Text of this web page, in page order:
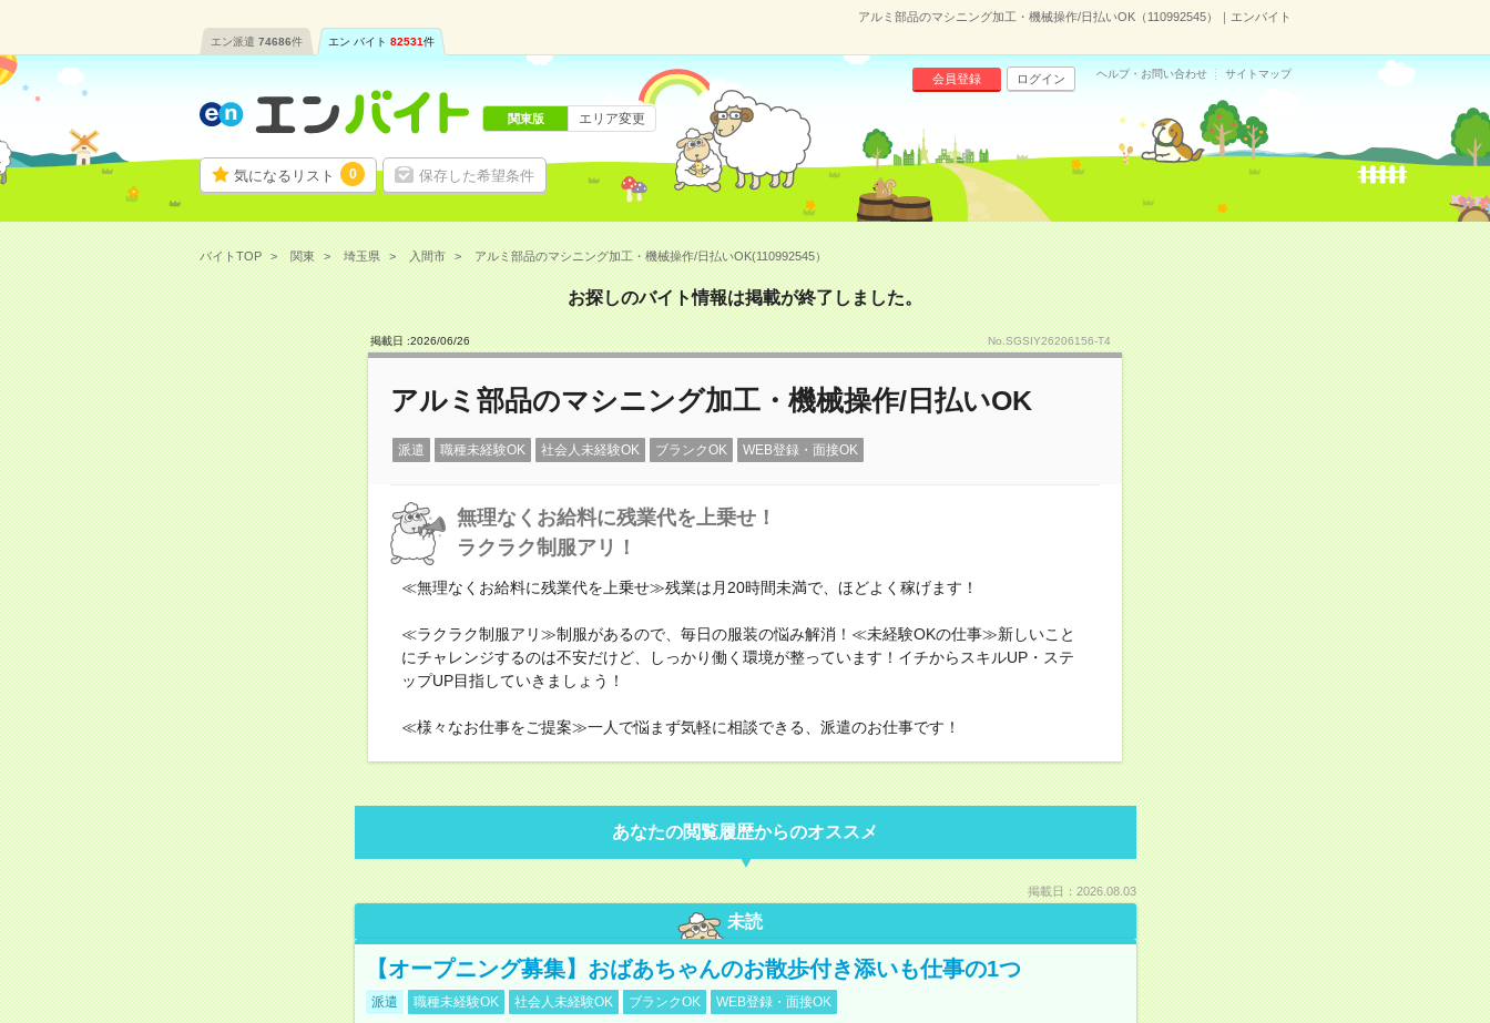
アルミ部品のマシニング加工・機械操作/日払いOK（110992545）｜エンバイト
エン派遣 74686件 エン バイト 82531件
気になるリスト 0 保存した希望条件
会員登録 ログイン ヘルプ・お問い合わせ サイトマップ
関東版 エリア変更
バイトTOP 関東 埼玉県 入間市 アルミ部品のマシニング加工・機械操作/日払いOK(110992545）
お探しのバイト情報は掲載が終了しました。
掲載日 :2026/06/26 No.SGSIY26206156-T4
アルミ部品のマシニング加工・機械操作/日払いOK
派遣 職種未経験OK 社会人未経験OK ブランクOK WEB登録・面接OK
無理なくお給料に残業代を上乗せ！
ラクラク制服アリ！
≪無理なくお給料に残業代を上乗せ≫残業は月20時間未満で、ほどよく稼げます！
≪ラクラク制服アリ≫制服があるので、毎日の服装の悩み解消！≪未経験OKの仕事≫新しいこと
にチャレンジするのは不安だけど、しっかり働く環境が整っています！イチからスキルUP・ステ
ップUP目指していきましょう！
≪様々なお仕事をご提案≫一人で悩まず気軽に相談できる、派遣のお仕事です！
あなたの閲覧履歴からのオススメ
掲載日：2026.08.03
未読
【オープニング募集】おばあちゃんのお散歩付き添いも仕事の1つ
派遣 職種未経験OK 社会人未経験OK ブランクOK WEB登録・面接OK